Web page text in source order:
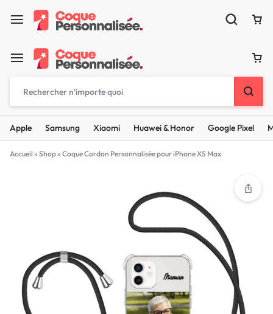
Apple Samsung Xiaomi Huawei & Honor Google Pixel
Accueil » Shop» Coque Cordon Personnalisée pour iPhone XS Max